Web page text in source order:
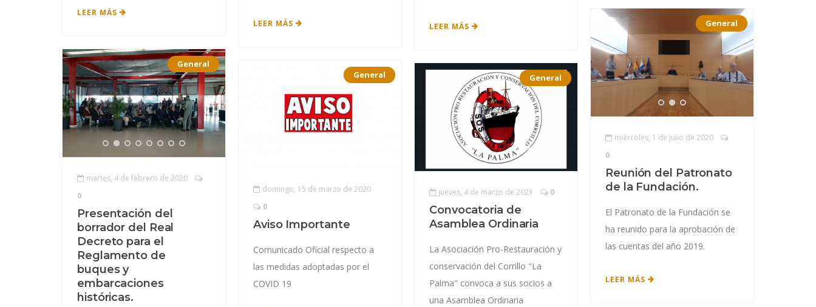
LEER MÁS
LEER MÁS LEER MÁS General
miércoles, 1 de julio de 2020
0
Reunión del Patronato
de la Fundación.
El Patronato de la Fundación se
ha reunido para la aprobación de
las cuentas del año 2019.
LEER MÁS
General
martes, 4 de febrero de 2020
0
Presentación del
borrador del Real
Decreto para el
Reglamento de
buques y
embarcaciones
históricas.
General
domingo, 15 de marzo de 2020
0
Aviso Importante
Comunicado Oficial respecto a
las medidas adoptadas por el
COVID 19
General
jueves, 4 de marzo de 2021 0
Convocatoria de
Asamblea Ordinaria
La Asociación Pro-Restauración y
conservación del Corrillo "La
Palma" convoca a sus socios a
una Asamblea Ordinaria